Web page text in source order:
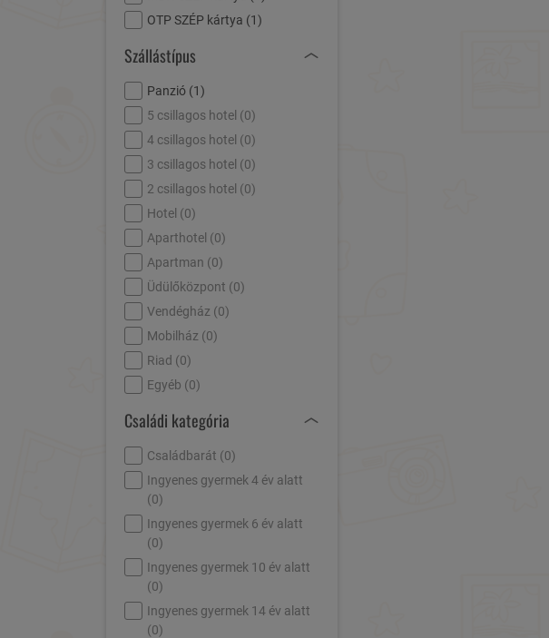
OTP SZÉP kártya (1)
Szállástípus
Panzió (1)
5 csillagos hotel (0)
4 csillagos hotel (0)
3 csillagos hotel (0)
2 csillagos hotel (0)
Hotel (0)
Aparthotel (0)
Apartman (0)
Üdülőközpont (0)
Vendégház (0)
Mobilház (0)
Riad (0)
Egyéb (0)
Családi kategória
Családbarát (0)
Ingyenes gyermek 4 év alatt
(0)
Ingyenes gyermek 6 év alatt
(0)
Ingyenes gyermek 10 év alatt
(0)
Ingyenes gyermek 14 év alatt
(0)